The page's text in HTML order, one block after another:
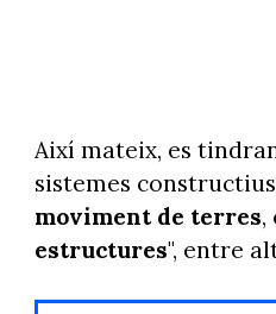
Així mateix, es
sistemes
moviment de terres,
estructures", entre